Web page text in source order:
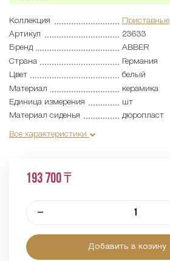
Коллекция
Приставные
Артикул
23633
Бренд
ABBER
Страна
Германия
Цвет
белый
Материал
керамика
Единица измерения
шт
Материал сиденья
дюропласт
Все характеристики
193 700 ₸
–
Добавить в козину